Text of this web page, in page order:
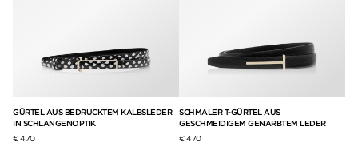
GÜRTEL AUS BEDRUCKTEM KALBSLEDER
IN SCHLANGENOPTIK
€ 470
SCHMALER T-GÜRTEL AUS
GESCHMEIDIGEM GENARBTEM LEDER
€ 470